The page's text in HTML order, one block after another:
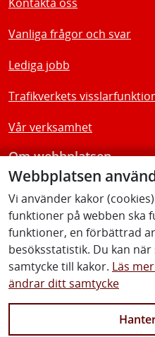
Webbplatsen
Vi använder kakor
funktioner på webben ska
funktioner, en förbättrad
besöksstatistik. Du kan
samtycke till kakor. Läs
ändrar ditt samtycke
Vanliga frågor och svar
Lediga jobb
Trafikverkets
Vår verksamhet
Om webbplatsen
Tillgänglighetsredogörelse
Följ oss
Facebook Youtube